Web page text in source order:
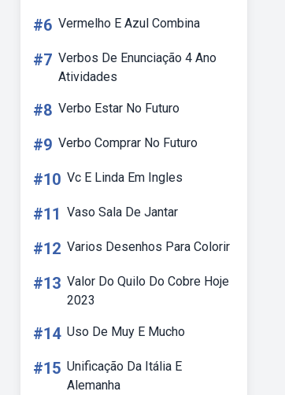
#6 Vermelho E Azul Combina
#7 Verbos De Enunciação 4 Ano
Atividades
#8 Verbo Estar No Futuro
#9 Verbo Comprar No Futuro
#10 Vc E Linda Em Ingles
#11 Vaso Sala De Jantar
#12 Varios Desenhos Para Colorir
#13 Valor Do Quilo Do Cobre Hoje
2023
#14 Uso De Muy E Mucho
#15 Unificação Da Itália E
Alemanha